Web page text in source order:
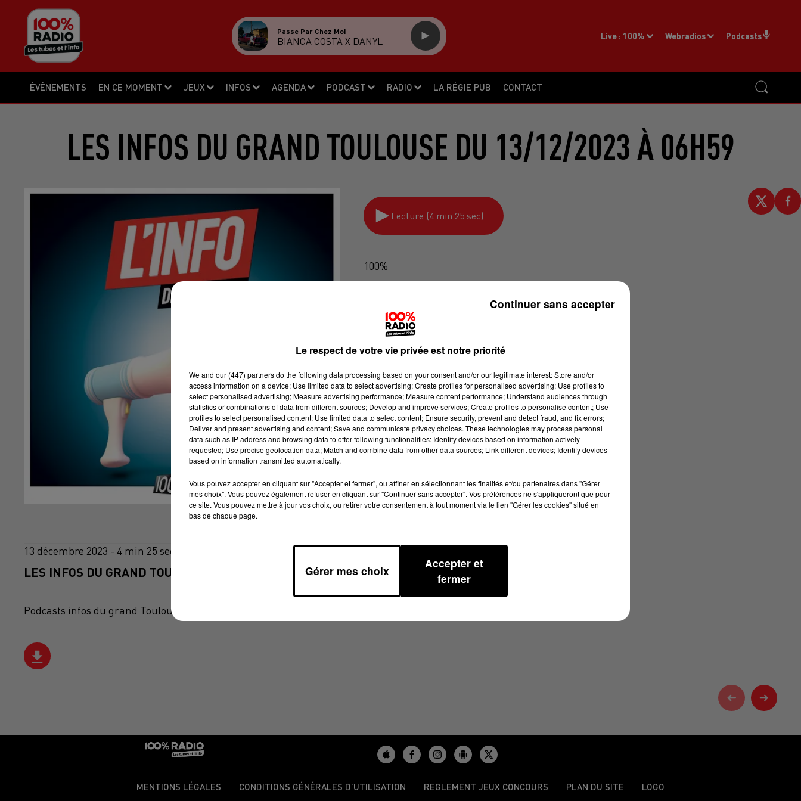
ÉVÉNEMENTS EN CE MOMENT JEUX INFOS AGENDA PODCAST RADIO LA RÉGIE PUB CONTACT
Live : 100% Webradios Podcasts
Passe Par Chez Moi
BIANCA COSTA X DANYL
LES INFOS DU GRAND TOULOUSE DU 13/12/2023 À 06H59
Lecture (4 min 25 sec)
100%
13 décembre 2023 - 4 min 25 sec
LES INFOS DU GRAND TOULOUSE DU 13/12/2023 À 06H59
Podcasts infos du grand Toulouse
MENTIONS LÉGALES CONDITIONS GÉNÉRALES D’UTILISATION REGLEMENT JEUX CONCOURS PLAN DU SITE LOGO
Le respect de votre vie privée est notre priorité
We and our (447) partnersdo the following data processing based on your consent and/or our legitimate interest: Store and/or
access information on a device; Use limited data to select advertising; Create profiles for personalised advertising; Use profiles to
select personalised advertising; Measure advertising performance; Measure content performance; Understand audiences through
statistics or combinations of data from different sources; Develop and improve services; Create profiles to personalise content; Use
profiles to select personalised content; Use limited data to select content; Ensure security, prevent and detect fraud, and fix errors;
Deliver and present advertising and content; Save and communicate privacy choices. These technologies may process personal
data such as IP address and browsing data to offer following functionalities: Identify devices based on information actively
requested; Use precise geolocation data; Match and combine data from other data sources; Link different devices; Identify devices
based on information transmitted automatically.
Vous pouvez accepter en cliquant sur "Accepter et fermer", ou affiner en sélectionnant les finalités et/ou partenaires dans "Gérer
mes choix". Vous pouvez également refuser en cliquant sur "Continuer sans accepter". Vos préférences ne s'appliqueront que pour
ce site. Vous pouvez mettre à jour vos choix, ou retirer votre consentement à tout moment via le lien "Gérer les cookies" situé en
bas de chaque page.
Gérer mes choix
Accepter et
fermer
Continuer sans accepter